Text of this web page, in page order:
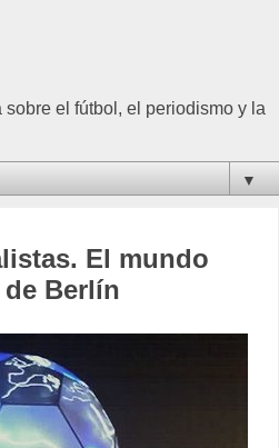
el fútbol, el periodismo y la
▼
El mundo
Berlín